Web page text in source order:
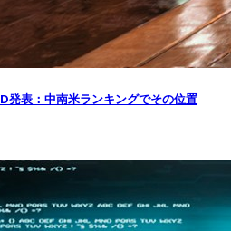
発表：中南米ランキングでその位置